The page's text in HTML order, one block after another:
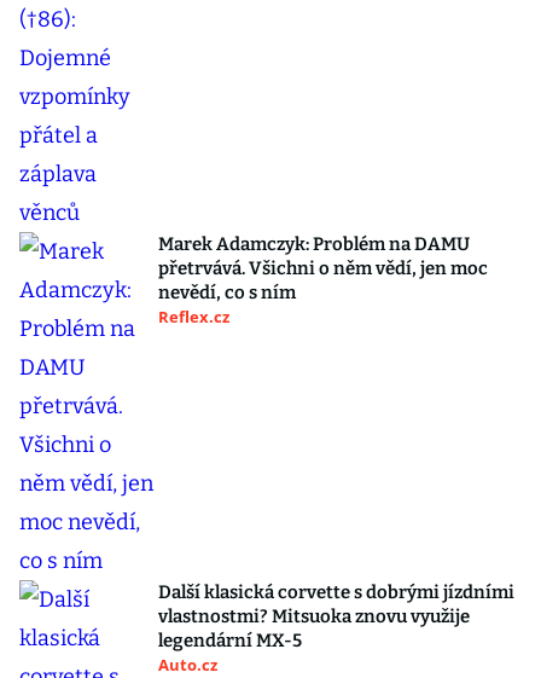
Marek Adamczyk: Problém na DAMU
přetrvává. Všichni o něm vědí, jen moc
nevědí, co s ním
Reflex.cz
Další klasická corvette s dobrými jízdními
vlastnostmi? Mitsuoka znovu využije
legendární MX-5
Auto.cz